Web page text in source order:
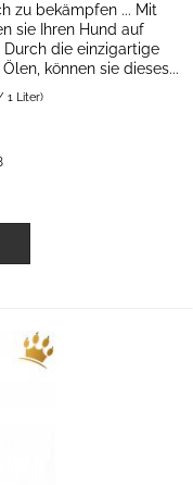
zu bekämpfen ... Mit
sie Ihren Hund auf
die einzigartige
können sie dieses...
1 Liter)